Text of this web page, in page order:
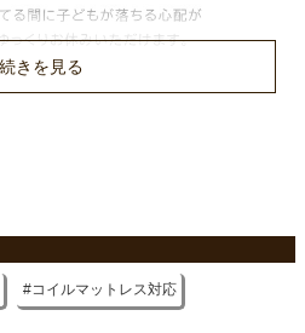
コイルマットレス対応